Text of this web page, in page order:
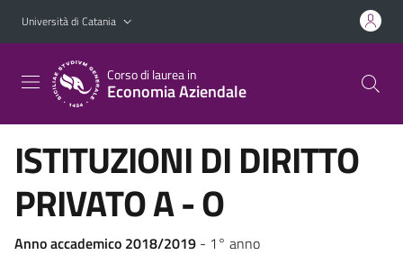
Vai al contenuto principale
Vai al menu di navigazione
Università di Catania
Corso di laurea in
Economia Aziendale
ISTITUZIONI DI DIRITTO
PRIVATO A - O
Anno accademico 2018/2019 - 1° anno